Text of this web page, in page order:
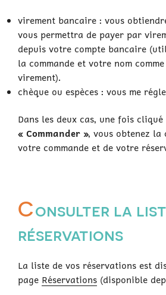
virement bancaire : vous
vous permettra de payer par
depuis votre compte bancaire
la commande et votre nom
virement).
chèque ou espèces : vous me
Dans les deux cas, une fois
« Commander », vous obtenez
votre commande et de votre
Consulter la
réservations
La liste de vos réservations est
page Réservations (disponible